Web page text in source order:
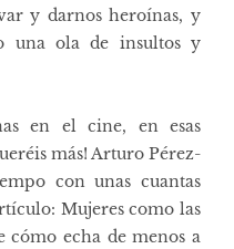
y darnos heroínas, y
una ola de insultos y
en el cine, en esas
más! Arturo Pérez-
con unas cuantas
Mujeres como las
cómo echa de menos a